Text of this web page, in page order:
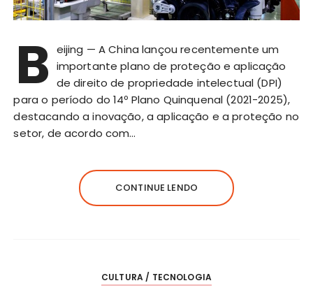
B eijing — A China lançou recentemente um
importante plano de proteção e aplicação
de direito de propriedade intelectual (DPI)
para o período do 14º Plano Quinquenal (2021-2025),
destacando a inovação, a aplicação e a proteção no
setor, de acordo com…
CONTINUE LENDO
CULTURA / TECNOLOGIA